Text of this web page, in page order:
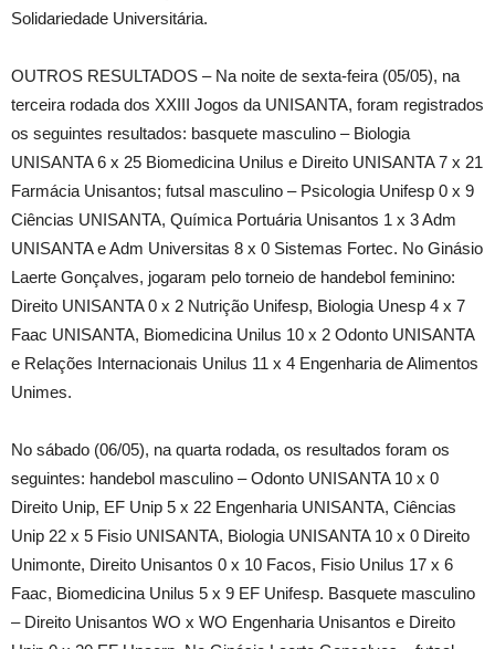
Solidariedade Universitária.
OUTROS RESULTADOS – Na noite de sexta-feira (05/05), na
terceira rodada dos XXIII Jogos da UNISANTA, foram registrados
os seguintes resultados: basquete masculino – Biologia
UNISANTA 6 x 25 Biomedicina Unilus e Direito UNISANTA 7 x 21
Farmácia Unisantos; futsal masculino – Psicologia Unifesp 0 x 9
Ciências UNISANTA, Química Portuária Unisantos 1 x 3 Adm
UNISANTA e Adm Universitas 8 x 0 Sistemas Fortec. No Ginásio
Laerte Gonçalves, jogaram pelo torneio de handebol feminino:
Direito UNISANTA 0 x 2 Nutrição Unifesp, Biologia Unesp 4 x 7
Faac UNISANTA, Biomedicina Unilus 10 x 2 Odonto UNISANTA
e Relações Internacionais Unilus 11 x 4 Engenharia de Alimentos
Unimes.
No sábado (06/05), na quarta rodada, os resultados foram os
seguintes: handebol masculino – Odonto UNISANTA 10 x 0
Direito Unip, EF Unip 5 x 22 Engenharia UNISANTA, Ciências
Unip 22 x 5 Fisio UNISANTA, Biologia UNISANTA 10 x 0 Direito
Unimonte, Direito Unisantos 0 x 10 Facos, Fisio Unilus 17 x 6
Faac, Biomedicina Unilus 5 x 9 EF Unifesp. Basquete masculino
– Direito Unisantos WO x WO Engenharia Unisantos e Direito